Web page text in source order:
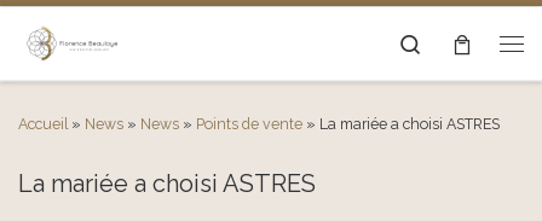
Passer au contenu Search
Accueil » News » News » Points de vente » La mariée a choisi ASTRES
La mariée a choisi ASTRES